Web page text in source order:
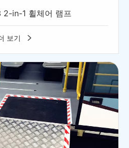
2-in-1 휠체어 램프
보기 